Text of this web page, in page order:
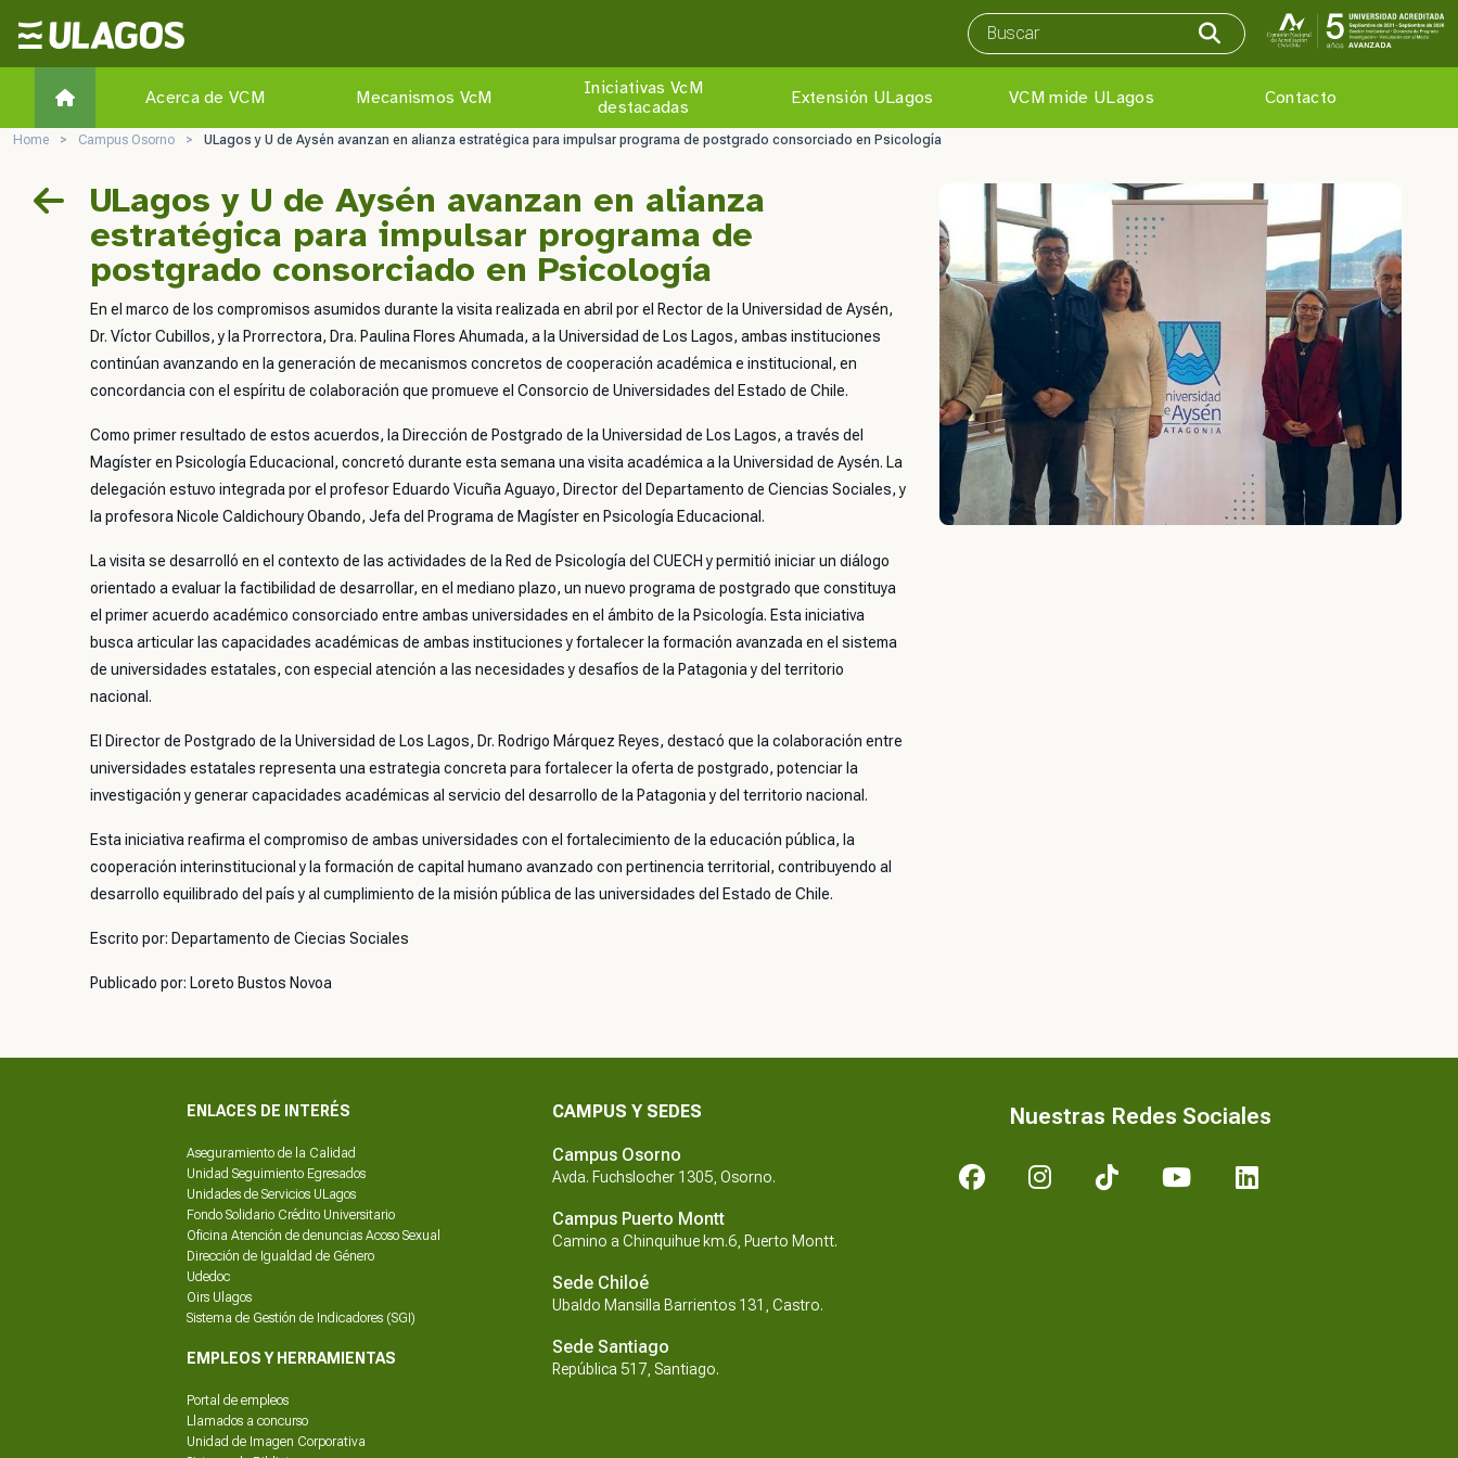
Ulagos Template
Acerca de VCM Mecanismos VcM
Iniciativas VcM
destacadas
Extensión ULagos VCM mide ULagos Contacto
Home > Campus Osorno > ULagos y U de Aysén avanzan en alianza estratégica para impulsar programa de postgrado consorciado en Psicología
ULagos y U de Aysén avanzan en alianza
estratégica para impulsar programa de
postgrado consorciado en Psicología
En el marco de los compromisos asumidos durante la visita realizada en abril por el Rector de la Universidad de Aysén,
Dr. Víctor Cubillos, y la Prorrectora, Dra. Paulina Flores Ahumada, a la Universidad de Los Lagos, ambas instituciones
continúan avanzando en la generación de mecanismos concretos de cooperación académica e institucional, en
concordancia con el espíritu de colaboración que promueve el Consorcio de Universidades del Estado de Chile.
Como primer resultado de estos acuerdos, la Dirección de Postgrado de la Universidad de Los Lagos, a través del
Magíster en Psicología Educacional, concretó durante esta semana una visita académica a la Universidad de Aysén. La
delegación estuvo integrada por el profesor Eduardo Vicuña Aguayo, Director del Departamento de Ciencias Sociales, y
la profesora Nicole Caldichoury Obando, Jefa del Programa de Magíster en Psicología Educacional.
La visita se desarrolló en el contexto de las actividades de la Red de Psicología del CUECH y permitió iniciar un diálogo
orientado a evaluar la factibilidad de desarrollar, en el mediano plazo, un nuevo programa de postgrado que constituya
el primer acuerdo académico consorciado entre ambas universidades en el ámbito de la Psicología. Esta iniciativa
busca articular las capacidades académicas de ambas instituciones y fortalecer la formación avanzada en el sistema
de universidades estatales, con especial atención a las necesidades y desafíos de la Patagonia y del territorio
nacional.
El Director de Postgrado de la Universidad de Los Lagos, Dr. Rodrigo Márquez Reyes, destacó que la colaboración entre
universidades estatales representa una estrategia concreta para fortalecer la oferta de postgrado, potenciar la
investigación y generar capacidades académicas al servicio del desarrollo de la Patagonia y del territorio nacional.
Esta iniciativa reafirma el compromiso de ambas universidades con el fortalecimiento de la educación pública, la
cooperación interinstitucional y la formación de capital humano avanzado con pertinencia territorial, contribuyendo al
desarrollo equilibrado del país y al cumplimiento de la misión pública de las universidades del Estado de Chile.
Escrito por: Departamento de Ciecias Sociales
Publicado por: Loreto Bustos Novoa
ENLACES DE INTERÉS
Aseguramiento de la Calidad
Unidad Seguimiento Egresados
Unidades de Servicios ULagos
Fondo Solidario Crédito Universitario
Oficina Atención de denuncias Acoso Sexual
Dirección de Igualdad de Género
Udedoc
Oirs Ulagos
Sistema de Gestión de Indicadores (SGI)
EMPLEOS Y HERRAMIENTAS
Portal de empleos
Llamados a concurso
Unidad de Imagen Corporativa
CAMPUS Y SEDES
Campus Osorno
Avda. Fuchslocher 1305, Osorno.
Campus Puerto Montt
Camino a Chinquihue km.6, Puerto Montt.
Sede Chiloé
Ubaldo Mansilla Barrientos 131, Castro.
Sede Santiago
República 517, Santiago.
Nuestras Redes Sociales